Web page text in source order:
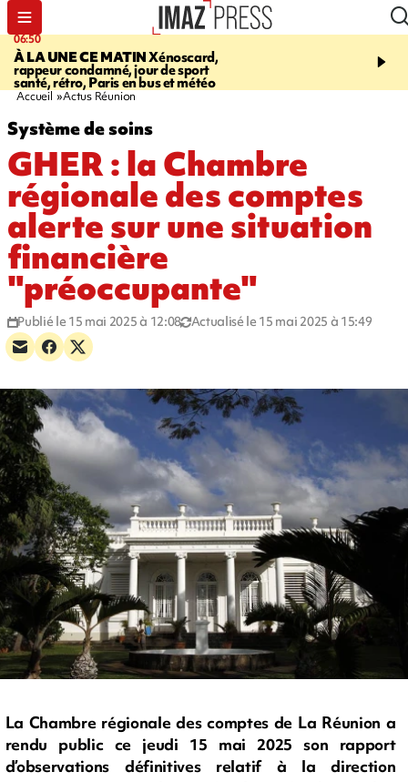
06:50
À LA UNE CE MATINXénoscard,
rappeur condamné, jour de sport
santé, rétro, Paris en bus et météo
08:53
Jour de
2026 - bouger,
Accueil Actus Réunion
Système de soins
GHER : la Chambre
régionale des comptes
alerte sur une situation
financière
"préoccupante"
Publié le 15 mai 2025 à 12:08 Actualisé le 15 mai 2025 à 15:49
La Chambre régionale des comptes de La Réunion a
rendu public ce jeudi 15 mai 2025 son rapport
d’observations définitives relatif à la direction